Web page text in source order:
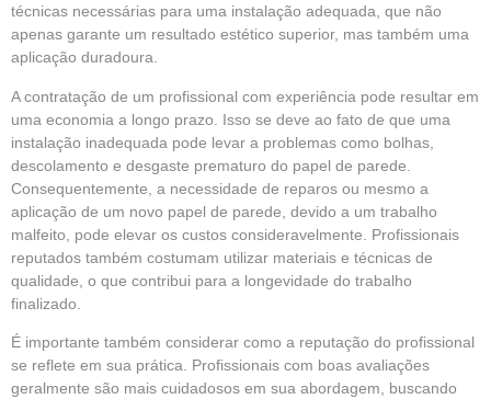
técnicas necessárias para uma instalação adequada, que não
apenas garante um resultado estético superior, mas também uma
aplicação duradoura.
A contratação de um profissional com experiência pode resultar em
uma economia a longo prazo. Isso se deve ao fato de que uma
instalação inadequada pode levar a problemas como bolhas,
descolamento e desgaste prematuro do papel de parede.
Consequentemente, a necessidade de reparos ou mesmo a
aplicação de um novo papel de parede, devido a um trabalho
malfeito, pode elevar os custos consideravelmente. Profissionais
reputados também costumam utilizar materiais e técnicas de
qualidade, o que contribui para a longevidade do trabalho
finalizado.
É importante também considerar como a reputação do profissional
se reflete em sua prática. Profissionais com boas avaliações
geralmente são mais cuidadosos em sua abordagem, buscando